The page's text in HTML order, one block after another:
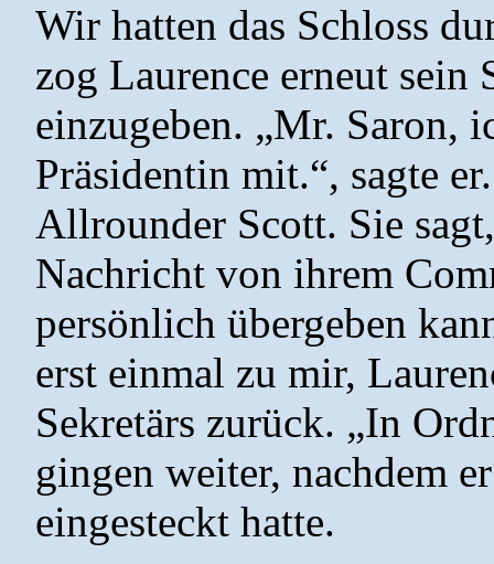
Wir hatten das Schloss
zog Laurence erneut sein
einzugeben. „Mr. Saron,
Präsidentin mit.“, sagte
Allrounder Scott. Sie
Nachricht von ihrem
persönlich übergeben
erst einmal zu mir,
Sekretärs zurück. „In
gingen weiter, nachdem
eingesteckt hatte.